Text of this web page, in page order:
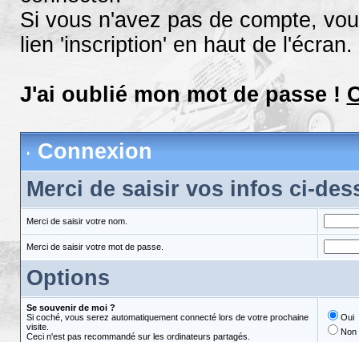
Si vous n'avez pas de compte,
lien 'inscription' en haut de l'écran.
J'ai oublié mon mot de passe !
Connexion
Merci de saisir vos infos ci-
Merci de saisir votre nom.
Merci de saisir votre mot de passe.
Options
Se souvenir de moi ?
Si coché, vous serez automatiquement connecté lors de votre prochaine
visite.
Ceci n'est pas recommandé sur les ordinateurs partagés.
Oui
Non